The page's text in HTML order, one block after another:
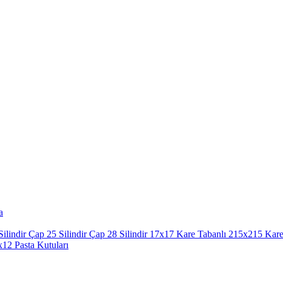
Çap 25 SilindirÇap 28 Silindir17x17 Kare Tabanlı 215x215
Pasta Kutuları